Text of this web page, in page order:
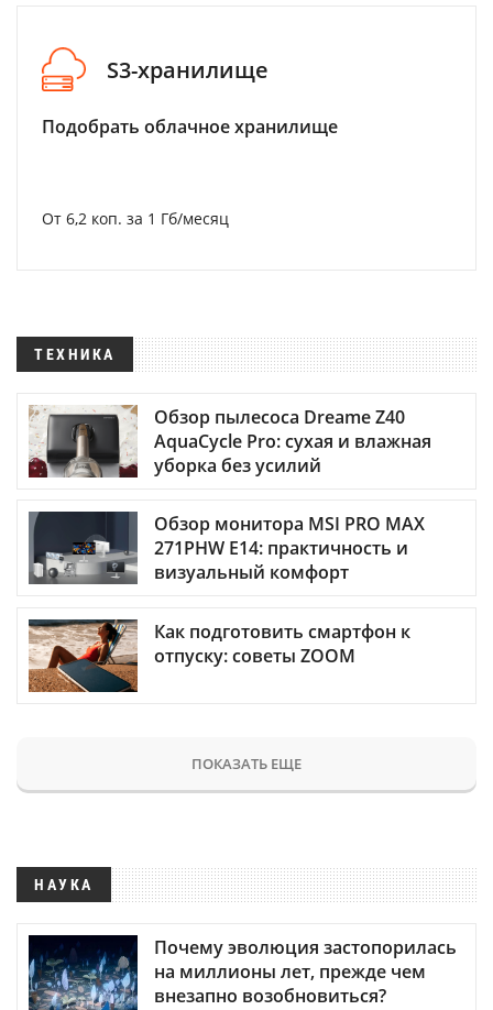
S3-хранилище
Подобрать облачное хранилище
От 6,2 коп. за 1 Гб/месяц
ТЕХНИКА
Обзор пылесоса Dreame Z40
AquaCycle Pro: сухая и влажная
уборка без усилий
Обзор монитора MSI PRO MAX
271PHW E14: практичность и
визуальный комфорт
Как подготовить смартфон к
отпуску: советы ZOOM
ПОКАЗАТЬ ЕЩЕ
НАУКА
Почему эволюция застопорилась
на миллионы лет, прежде чем
внезапно возобновиться?